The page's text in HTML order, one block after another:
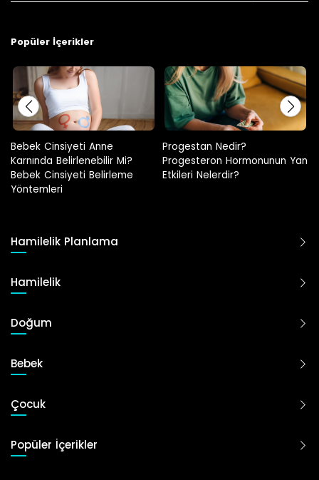
Popüler İçerikler
Progestan Nedir?
Progesteron Hormonunun Yan
Etkileri Nelerdir?
Hamilelikte Adet Görülür Mü?
Hamilelik Planlama
Hamilelik
Doğum
Bebek
Çocuk
Popüler İçerikler